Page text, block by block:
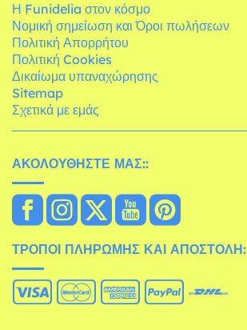
Η Funidelia στον κόσμο
Νομική σημείωση και Όροι πωλήσεων
Πολιτική Απορρήτου
Πολιτική Cookies
Δικαίωμα υπαναχώρησης
Sitemap
Σχετικά με εμάς
ΑΚΟΛΟΥΘΉΣΤΕ ΜΑΣ::
ΤΡΌΠΟΙ ΠΛΗΡΩΜΉΣ ΚΑΙ ΑΠΟΣΤΟΛΉ: